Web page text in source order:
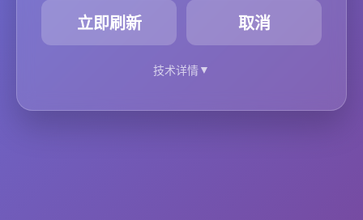
立即刷新 取消
技术详情▼